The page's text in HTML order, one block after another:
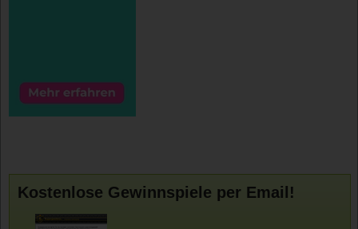
Kostenlose Gewinnspiele per Email!